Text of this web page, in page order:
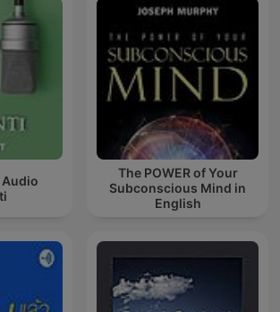
The POWER of Your
Subconscious Mind in
English